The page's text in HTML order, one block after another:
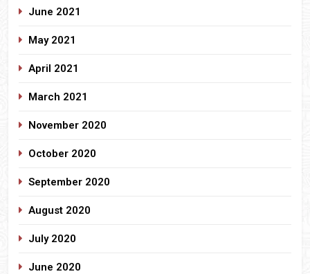
June 2021
May 2021
April 2021
March 2021
November 2020
October 2020
September 2020
August 2020
July 2020
June 2020